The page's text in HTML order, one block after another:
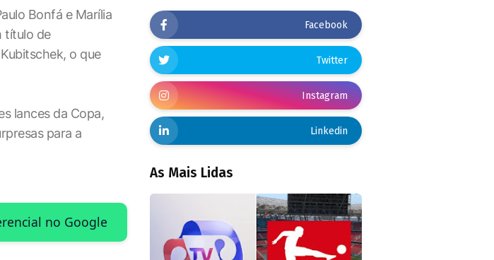
Bonfá e Marília
título de
o que
lances da Copa,
para a
no Google
Facebook
Twitter
Instagram
Linkedin
As Mais Lidas